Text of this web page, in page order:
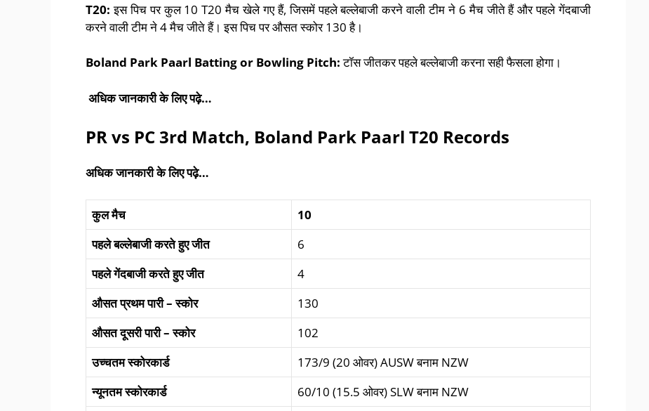
T20: इस पिच पर कुल 10 T20 मैच खेले गए हैं, जिसमें पहले बल्लेबाजी करने वाली टीम ने 6 मैच जीते हैं और पहले गेंदबाजी
करने वाली टीम ने 4 मैच जीते हैं। इस पिच पर औसत स्कोर 130 है।
Boland Park Paarl Batting or Bowling Pitch:टॉस जीतकर पहले बल्लेबाजी करना सही फैसला होगा।
अधिक जानकारी के लिए पढ़े…
PR vs PC 3rd Match, Boland Park Paarl T20 Records
अधिक जानकारी के लिए पढ़े…
कुलमैच
10
पहलेबल्लेबाजीकरतेहुएजीत
6
पहलेगेंदबाजीकरतेहुएजीत
4
औसतप्रथमपारी–स्कोर
130
औसतदूसरी पारी–स्कोर
102
उच्चतम स्कोरकार्ड
173/9 (20 ओवर) AUSW बनाम NZW
न्यूनतम स्कोरकार्ड
60/10 (15.5 ओवर) SLW बनाम NZW